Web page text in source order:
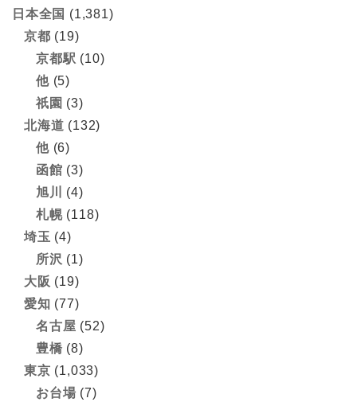
日本全国 (1,381)
京都 (19)
京都駅 (10)
他(5)
祇園 (3)
北海道 (132)
他(6)
函館 (3)
旭川
(4)
札幌(118)
埼玉 (4)
所沢 (1)
大阪 (19)
愛知 (77)
名古屋 (52)
豊橋 (8)
東京 (1,033)
お台場 (7)